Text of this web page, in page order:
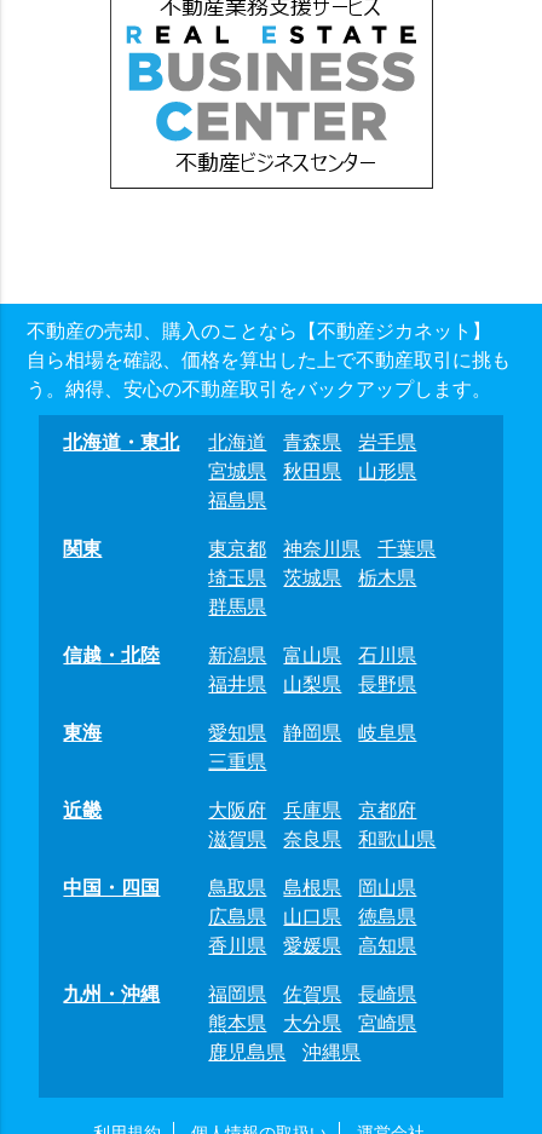
不動産の売却、購入のことなら【不動産ジカネット】
自ら相場を確認、価格を算出した上で不動産取引に挑も
う。納得、安心の不動産取引をバックアップします。
北海道・東北 北海道 青森県
岩手県
宮城県
秋田県
山形県
福島県
関東
東京都 神奈川県
千葉県
埼玉県
茨城県
栃木県
群馬県
信越・北陸
新潟県 富山県
石川県
福井県
山梨県
長野県
東海
愛知県 静岡県
岐阜県
三重県
近畿
大阪府 兵庫県
京都府
滋賀県
奈良県
和歌山県
中国・四国
鳥取県 島根県
岡山県
広島県
山口県
徳島県
香川県
愛媛県
高知県
九州・沖縄
福岡県 佐賀県
長崎県
熊本県
大分県
宮崎県
鹿児島県
沖縄県